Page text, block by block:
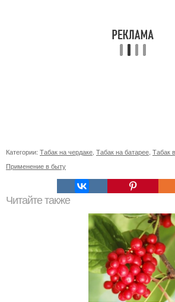
Категории: Табак на чердаке Табак на батарее Табак
Применение в быту
Читайте также